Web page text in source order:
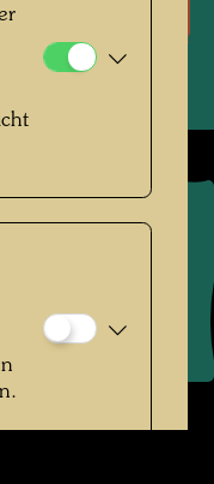
Privatstiftung Wien